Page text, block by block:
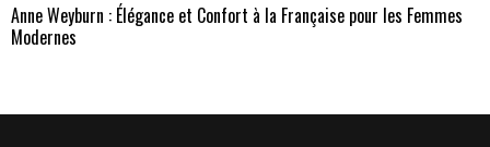
Anne Weyburn : Élégance et Confort à la Française pour les Femmes
Modernes